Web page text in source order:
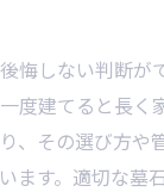
悔しない判断が
度建てると長く
、その選び方や
ます。適切な墓